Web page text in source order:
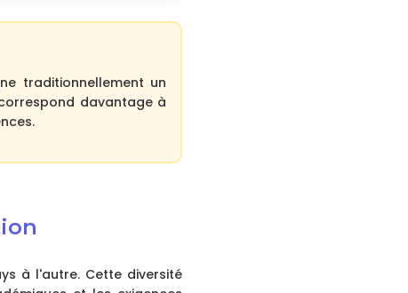
traditionnellement un
davantage à
à l'autre. Cette diversité